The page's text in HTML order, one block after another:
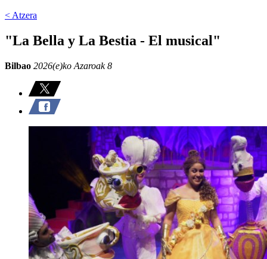
< Atzera
"La Bella y La Bestia - El musical"
Bilbao 2026(e)ko Azaroak 8